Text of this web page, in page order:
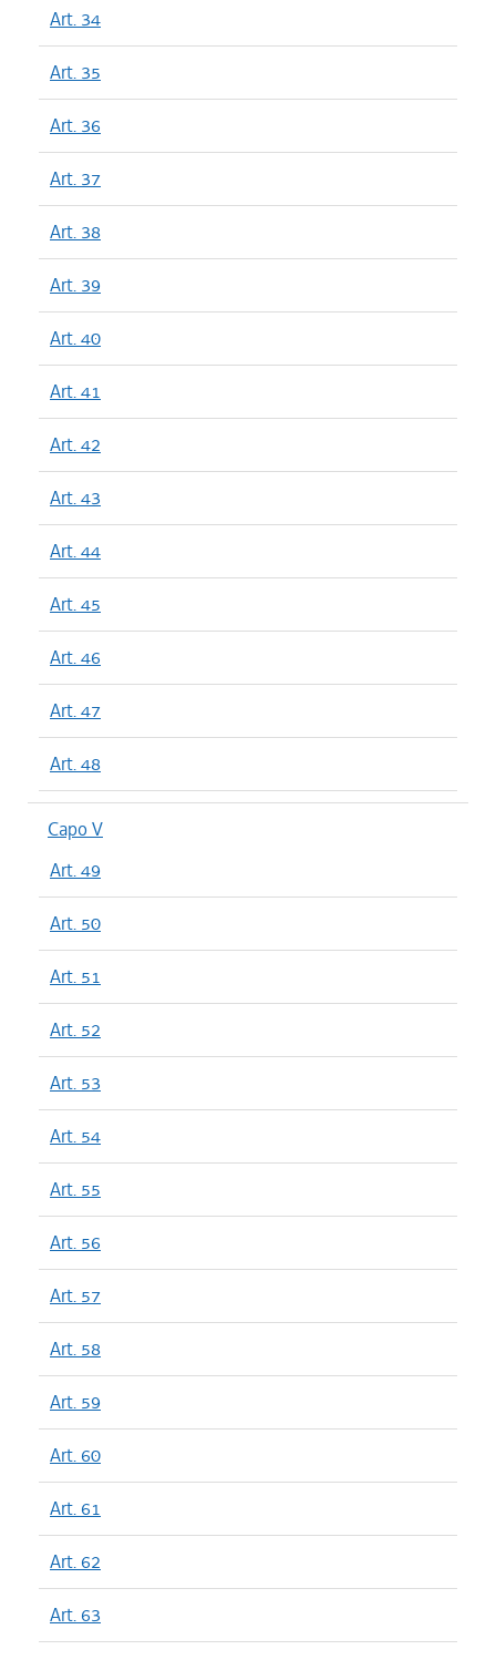
Art. 34
Art. 35
Art. 36
Art. 37
Art. 38
Art. 39
Art. 40
Art. 41
Art. 42
Art. 43
Art. 44
Art. 45
Art. 46
Art. 47
Art. 48
Capo V
Art. 49
Art. 50
Art. 51
Art. 52
Art. 53
Art. 54
Art. 55
Art. 56
Art. 57
Art. 58
Art. 59
Art. 60
Art. 61
Art. 62
Art. 63